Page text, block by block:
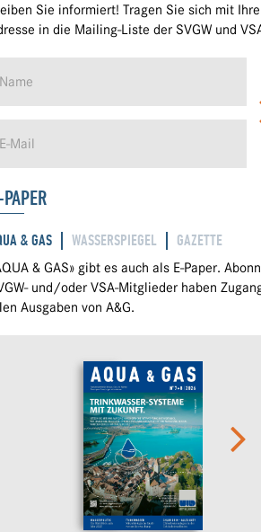
Sie informiert! Tragen Sie sich mit
in die Mailing-Liste der SVGW und
& GAS WASSERSPIEGEL GAZETTE
& GAS» gibt es auch als E-Paper.
und/oder VSA-Mitglieder haben
Ausgaben von A&G.